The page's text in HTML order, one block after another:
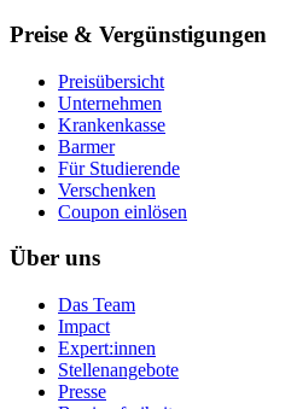
Preise & Vergünstigungen
Preisübersicht
Unternehmen
Krankenkasse
Barmer
Für Studierende
Ver­schen­ken
Coupon einlösen
Über uns
Das Team
Impact
Expert:innen
Stellenangebote
Presse